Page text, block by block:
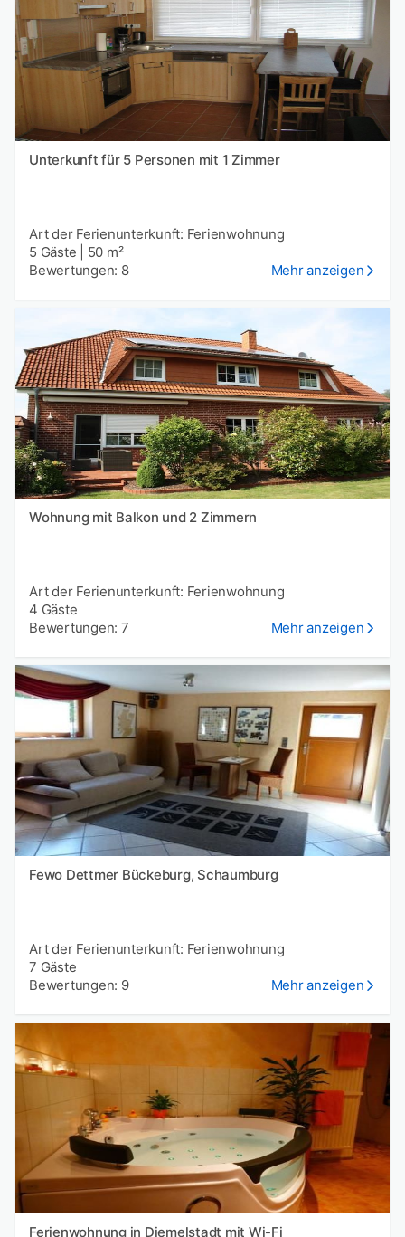
Unterkunft für 5 Personen mit 1 Zimmer
Art der Ferienunterkunft: Ferienwohnung
5 Gäste
50 m²
Bewertungen: 8
Mehr anzeigen
Wohnung mit Balkon und 2 Zimmern
Art der Ferienunterkunft: Ferienwohnung
4 Gäste
Bewertungen: 7
Mehr anzeigen
Fewo Dettmer Bückeburg, Schaumburg
Art der Ferienunterkunft: Ferienwohnung
7 Gäste
Bewertungen: 9
Mehr anzeigen
Ferienwohnung in Diemelstadt mit Wi-Fi